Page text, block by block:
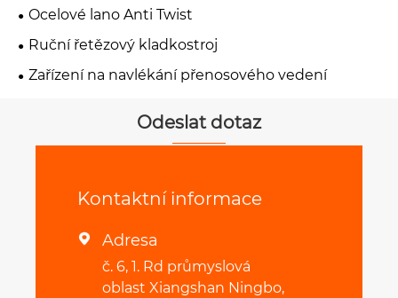
Ocelové lano Anti Twist
Ruční řetězový kladkostroj
Zařízení na navlékání přenosového vedení
Odeslat dotaz
Kontaktní informace
 Adresa
č. 6, 1. Rd průmyslová
oblast Xiangshan Ningbo,